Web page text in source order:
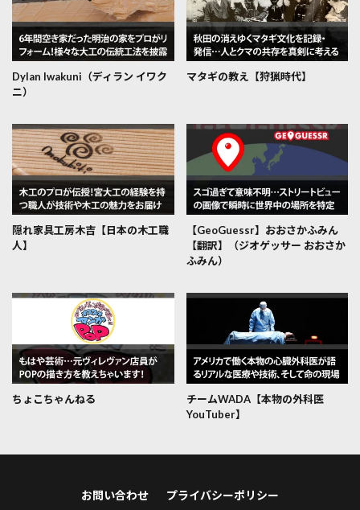
Dylan Iwakuni（ディラン イワク
ニ）
マタギの教え【狩猟時代】
隠れ家具工房木吉【日本の木工職
人】
【GeoGuessr】おおさかふみん
【翻訳】（ジオゲッサー おおさか
ふみん）
ちょこちゃんねる
チームWADA【本物の外科医
YouTuber】
お問い合わせ プライバシーポリシー